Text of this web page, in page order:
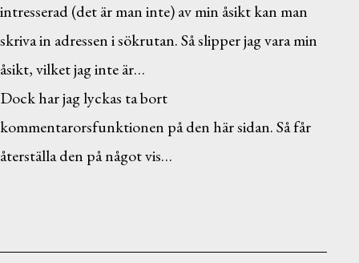
intresserad (det är man inte) av min åsikt kan man
skriva in adressen i sökrutan. Så slipper jag vara min
åsikt, vilket jag inte är…
Dock har jag lyckas ta bort
kommentarorsfunktionen på den här sidan. Så får
återställa den på något vis…